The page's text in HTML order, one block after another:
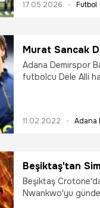
Eyüpspor maçı
17.05.2026 Futbol
Murat Sancak
Adana Demirspor
futbolcu Dele Alli
11.02.2022 Adana
Beşiktaş'tan
Beşiktaş
Nwankwo'yu